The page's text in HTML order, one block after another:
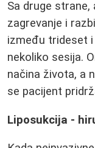
Sa druge strane,
zagrevanje i
između trideset
nekoliko sesija.
načina života, a
se pacijent
Liposukcija -